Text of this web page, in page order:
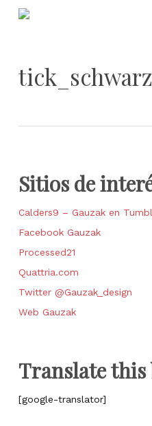
Skip
Sitios de
Calders9 – Gauzak en
Facebook Gauzak
Processed21
Quattria.com
Twitter @Gauzak_design
Web Gauzak
Translate this
[google-translator]